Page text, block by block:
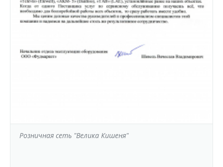
Розничная сеть "Велика Кишеня"